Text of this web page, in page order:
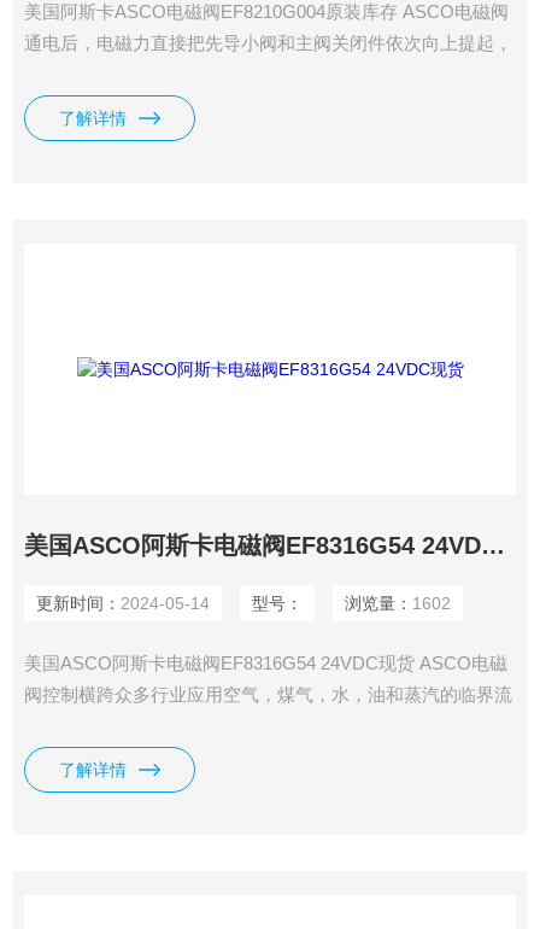
美国阿斯卡ASCO电磁阀EF8210G004原装库存 ASCO电磁阀
通电后，电磁力直接把先导小阀和主阀关闭件依次向上提起，
了解详情
美国ASCO阿斯卡电磁阀EF8316G54 24VDC现货
更新时间： 2024-05-14 型号： 浏览量： 1602
美国ASCO阿斯卡电磁阀EF8316G54 24VDC现货 ASCO电磁
阀控制横跨众多行业应用空气，煤气，水，油和蒸汽的临界流
了解详情